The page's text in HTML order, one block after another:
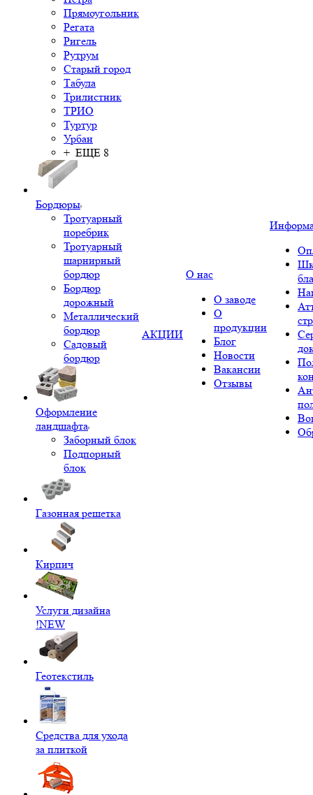
Прямоугольник
Регата
Ригель
Рутрум
Старый город
Табула
Трилистник
ТРИО
Туртур
Урбан
+ ЕЩЕ 8
Бордюры
Тротуарный
поребрик
Тротуарный
шарнирный
бордюр
Бордюр
дорожный
Металлический
бордюр
Садовый
бордюр
Оформление
ландшафта
Заборный блок
Подпорный
блок
Газонная решетка
Кирпич
Услуги дизайна
!NEW
Геотекстиль
Средства для ухода
за плиткой
АКЦИИ
О нас
О заводе
О
продукции
Блог
Новости
Вакансии
Отзывы